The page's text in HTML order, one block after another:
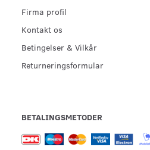
Firma profil
Kontakt os
Betingelser & Vilkår
Returneringsformular
BETALINGSMETODER